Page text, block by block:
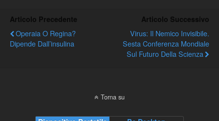
Articolo Precedente
Operaia O Regina?
Dipende Dall’insulina
Articolo Successivo
Virus: Il Nemico Invisibile.
Sesta Conferenza Mondiale
Sul Futuro Della Scienza
Torna su